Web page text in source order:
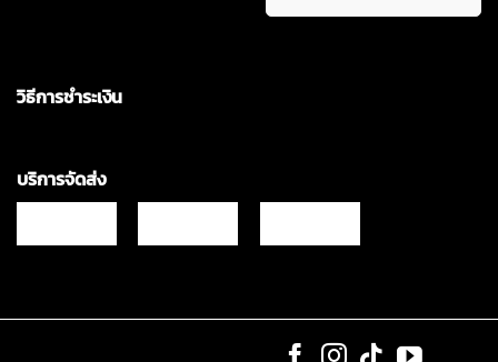
วิธีการชำระเงิน
บริการจัดส่ง